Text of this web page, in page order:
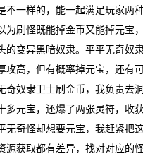
不一样的，能一起满足玩家两
为刷怪既能掉金币又能掉元宝
的变异黑暗奴隶。平平无奇奴
攻高，但有概率掉元宝，还有
奇奴隶卫士刷金币，我负责去
多元宝，还爆了两张灵符，收
无奇怪却想要元宝，我赶紧把
源获取都有差异，找对对应的